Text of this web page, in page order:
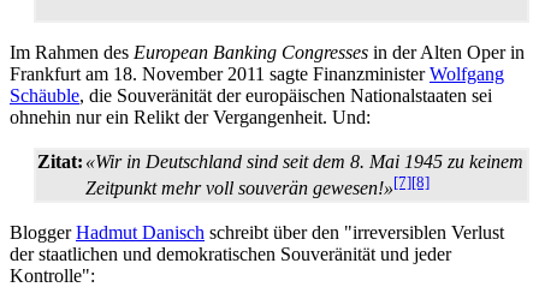
Im Rahmen des European Banking Congresses in der Alten Oper in
Frankfurt am 18. November 2011 sagte FinanzministerWolfgang
Schäuble, die Souveränität der europäischen National­staaten sei
ohnehin nur ein Relikt der Vergangenheit. Und:
Zitat: «Wir in Deutschland sind seit dem 8. Mai 1945 zu keinem
Zeitpunkt mehr voll souverän gewesen!»[7][8]
BloggerHadmut Danisch schreibt über den "irreversiblen Verlust
der staatlichen und demokratischen Souveränität und jeder
Kontrolle":